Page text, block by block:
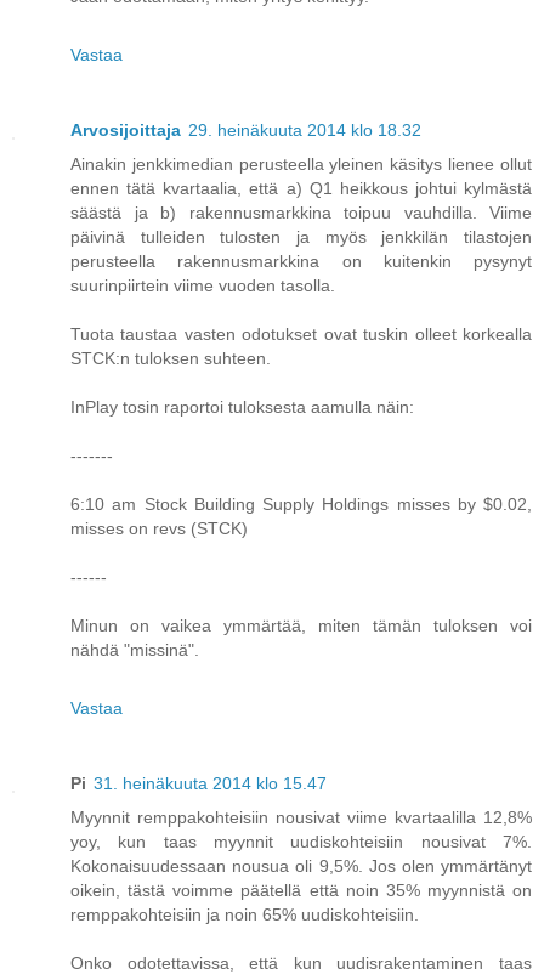
Vastaa
Arvosijoittaja 29. heinäkuuta 2014 klo 18.32
Ainakin jenkkimedian perusteella yleinen käsitys lienee ollut
ennen tätä kvartaalia, että a) Q1 heikkous johtui kylmästä
säästä ja b) rakennusmarkkina toipuu vauhdilla. Viime
päivinä tulleiden tulosten ja myös jenkkilän tilastojen
perusteella rakennusmarkkina on kuitenkin pysynyt
suurinpiirtein viime vuoden tasolla.
Tuota taustaa vasten odotukset ovat tuskin olleet korkealla
STCK:n tuloksen suhteen.
InPlay tosin raportoi tuloksesta aamulla näin:
-------
6:10 am Stock Building Supply Holdings misses by $0.02,
misses on revs (STCK)
------
Minun on vaikea ymmärtää, miten tämän tuloksen voi
nähdä "missinä".
Vastaa
Pi 31. heinäkuuta 2014 klo 15.47
Myynnit remppakohteisiin nousivat viime kvartaalilla 12,8%
yoy, kun taas myynnit uudiskohteisiin nousivat 7%.
Kokonaisuudessaan nousua oli 9,5%. Jos olen ymmärtänyt
oikein, tästä voimme päätellä että noin 35% myynnistä on
remppakohteisiin ja noin 65% uudiskohteisiin.
Onko odotettavissa, että kun uudisrakentaminen taas